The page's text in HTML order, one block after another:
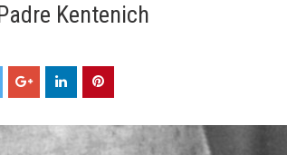
Kentenich